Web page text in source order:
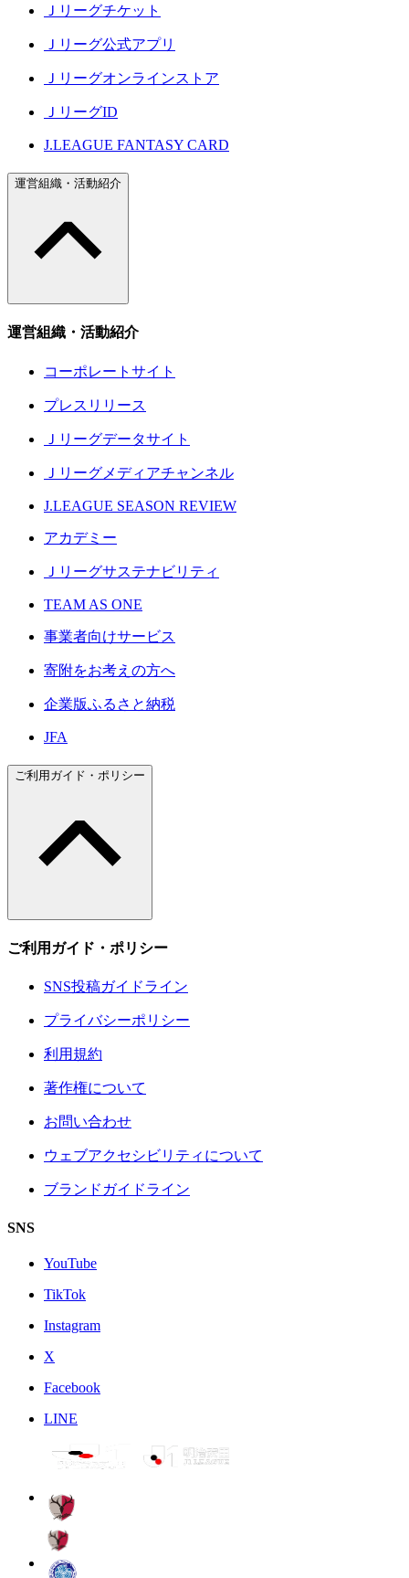
Ｊリーグチケット
Ｊリーグ公式アプリ
Ｊリーグオンラインストア
ＪリーグID
J.LEAGUE FANTASY CARD
運営組織・活動紹介
運営組織・活動紹介
コーポレートサイト
プレスリリース
Ｊリーグデータサイト
Ｊリーグメディアチャンネル
J.LEAGUE SEASON REVIEW
アカデミー
Ｊリーグサステナビリティ
TEAM AS ONE
事業者向けサービス
寄附をお考えの方へ
企業版ふるさと納税
JFA
ご利用ガイド・ポリシー
ご利用ガイド・ポリシー
SNS投稿ガイドライン
プライバシーポリシー
利用規約
著作権について
お問い合わせ
ウェブアクセシビリティについて
ブランドガイドライン
SNS
YouTube
TikTok
Instagram
X
Facebook
LINE